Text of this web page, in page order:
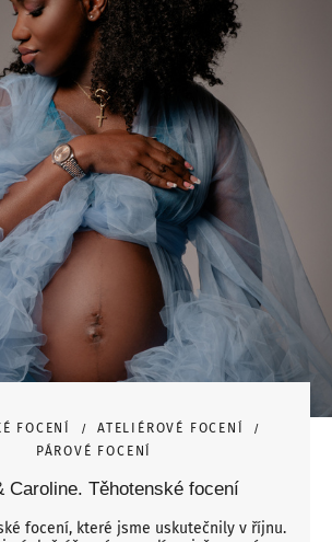
FOCENÍ
ATELIÉROVÉ FOCENÍ
PÁROVÉ FOCENÍ
Caroline. Těhotenské focení
focení, které jsme uskutečnily v říjnu.